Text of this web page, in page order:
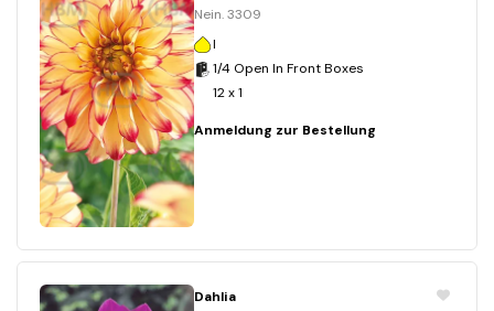
Nein. 3309
I
1/4 Open In Front Boxes
12 x 1
Anmeldung zur Bestellung
Dahlia